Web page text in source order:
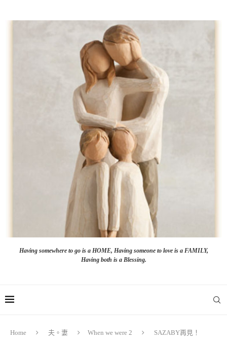
Having somewhere to go is a HOME, Having someone to love is a FAMILY,
Having both is a Blessing.
Home 夫。妻 When we were 2 SAZABY再見！